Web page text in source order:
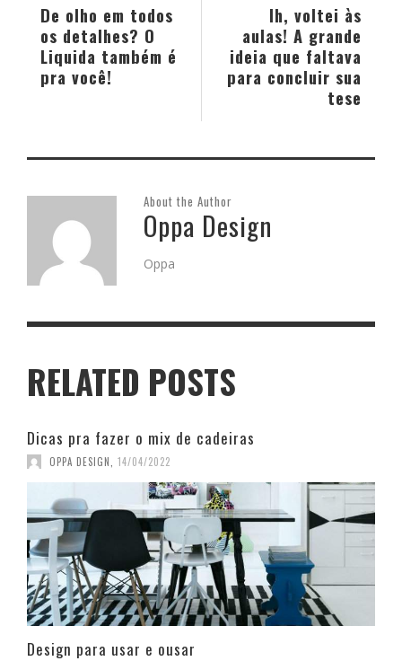
Ih, voltei às
aulas! A grande
ideia que faltava
para concluir sua
tese
De olho em todos
os detalhes? O
Liquida também é
pra você!
About the Author
Oppa Design
Oppa
RELATED POSTS
Dicas pra fazer o mix de cadeiras
OPPA DESIGN 14/04/2022
Design para usar e ousar